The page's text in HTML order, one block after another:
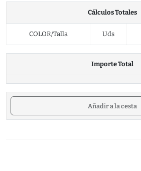
Cálculos Totales
COLOR/Talla Uds
Importe Total
Añadir a la cesta